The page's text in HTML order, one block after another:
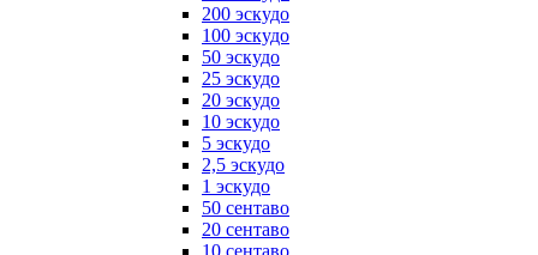
200 эскудо
100 эскудо
50 эскудо
25 эскудо
20 эскудо
10 эскудо
5 эскудо
2,5 эскудо
1 эскудо
50 сентаво
20 сентаво
10 сентаво